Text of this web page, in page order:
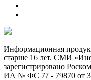
Информационная
старше 16 лет. СМИ
зарегистрировано
ИА № ФС 77 - 79870 от